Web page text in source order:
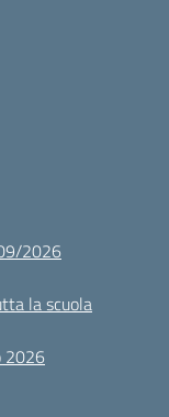
2026
la scuola
2026